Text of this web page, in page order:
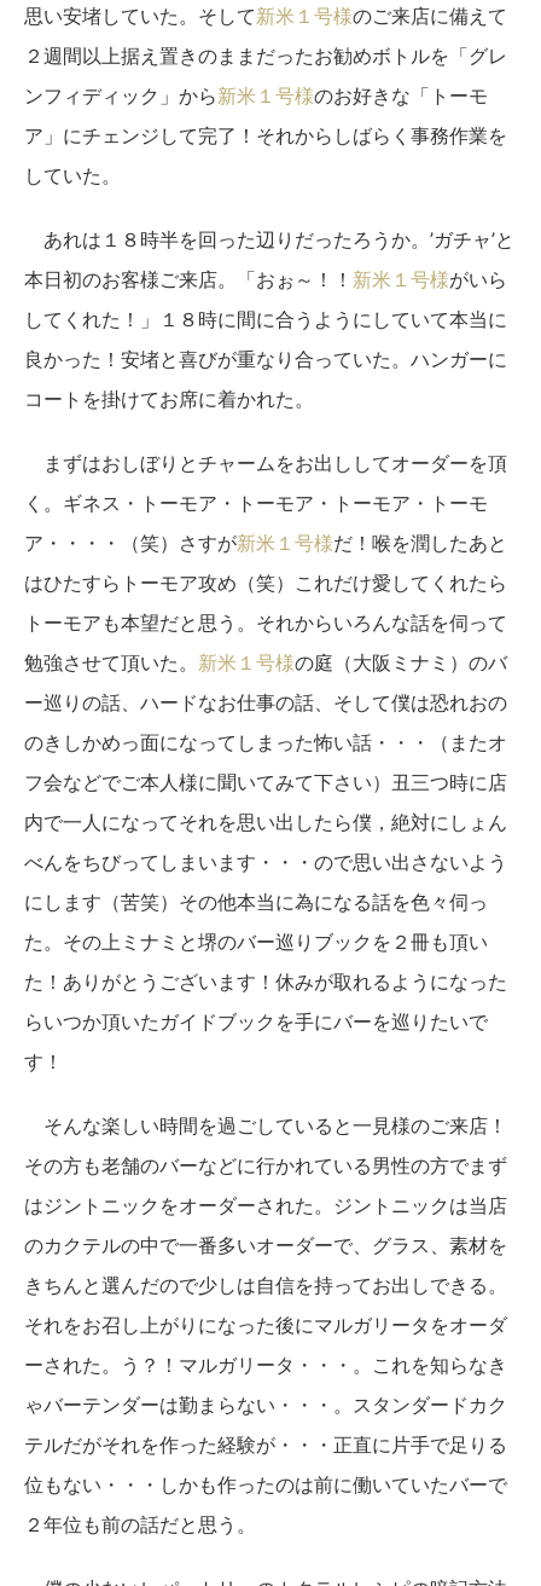
思い安堵していた。そして新米１号様のご来店に備えて
２週間以上据え置きのままだったお勧めボトルを「グレ
ンフィディック」から新米１号様のお好きな「トーモ
ア」にチェンジして完了！それからしばらく事務作業を
していた。
あれは１８時半を回った辺りだったろうか。’ガチャ’と
本日初のお客様ご来店。「おぉ～！！ 新米１号様がいら
してくれた！」１８時に間に合うようにしていて本当に
良かった！安堵と喜びが重なり合っていた。ハンガーに
コートを掛けてお席に着かれた。
まずはおしぼりとチャームをお出ししてオーダーを頂
く。ギネス・トーモア・トーモア・トーモア・トーモ
ア・・・・（笑）さすが新米１号様だ！喉を潤したあと
はひたすらトーモア攻め（笑）これだけ愛してくれたら
トーモアも本望だと思う。それからいろんな話を伺って
勉強させて頂いた。 新米１号様の庭（大阪ミナミ）のバ
ー巡りの話、ハードなお仕事の話、そして僕は恐れおの
のきしかめっ面になってしまった怖い話・・・（またオ
フ会などでご本人様に聞いてみて下さい）丑三つ時に店
内で一人になってそれを思い出したら僕，絶対にしょん
べんをちびってしまいます・・・ので思い出さないよう
にします（苦笑）その他本当に為になる話を色々伺っ
た。その上ミナミと堺のバー巡りブックを２冊も頂い
た！ありがとうございます！休みが取れるようになった
らいつか頂いたガイドブックを手にバーを巡りたいで
す！
そんな楽しい時間を過ごしていると一見様のご来店！
その方も老舗のバーなどに行かれている男性の方でまず
はジントニックをオーダーされた。ジントニックは当店
のカクテルの中で一番多いオーダーで、グラス、素材を
きちんと選んだので少しは自信を持ってお出しできる。
それをお召し上がりになった後にマルガリータをオーダ
ーされた。う？！マルガリータ・・・。これを知らなき
ゃバーテンダーは勤まらない・・・。スタンダードカク
テルだがそれを作った経験が・・・正直に片手で足りる
位もない・・・しかも作ったのは前に働いていたバーで
２年位も前の話だと思う。